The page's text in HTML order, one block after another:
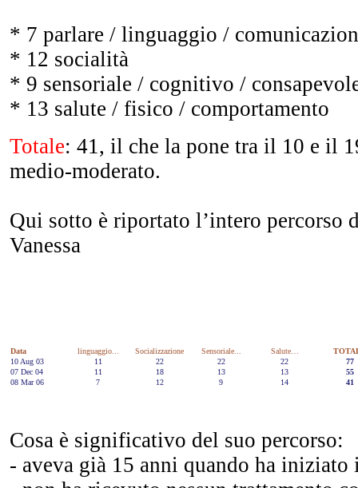
* 7 parlare / linguaggio /
* 12 socialità
* 9 sensoriale / cognitivo /
* 13 salute / fisico / comportamento
Totale: 41, il che la pone tra il 10 e il
medio-moderato.
Qui sotto è riportato l’intero percorso
Vanessa
Data linguaggio... Socializzazione Sensoriale... Salute…
10 Aug 03
11 22 22 22
77
07 Dec 04
11 18 13 13
55
08 Mar 06
7 12 9 14 41
Cosa è significativo del suo percorso:
- aveva già 15 anni quando ha